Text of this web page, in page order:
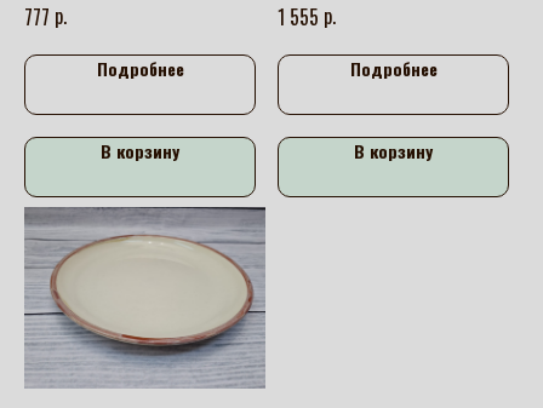
777 р.
Подробнее
В корзину
1 555 р.
Подробнее
В корзину